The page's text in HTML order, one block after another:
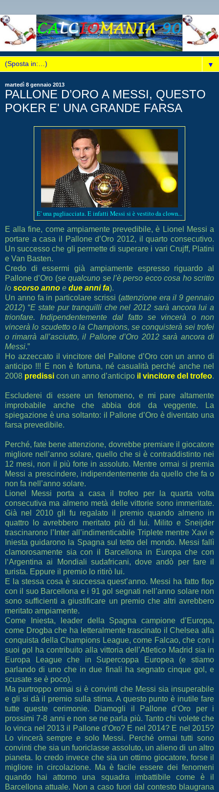
▼
martedì 8 gennaio 2013
PALLONE D’ORO A MESSI, QUESTO
POKER E' UNA GRANDE FARSA
E' una pagliacciata. E infatti Messi si è vestito da clown...
E alla fine, come ampiamente prevedibile, è Lionel Messi a
portare a casa il Pallone d’Oro 2012, il quarto consecutivo.
Un successo che gli permette di superare i vari Crujff, Platini
e Van Basten.
Credo di essermi già ampiamente espresso riguardo al
Pallone d’Oro (se qualcuno se l’è perso ecco cosa ho scritto
lo scorso anno e due anni fa).
Un anno fa in particolare scrissi (attenzione era il 9 gennaio
2012) “E state pur tranquilli che nel 2012 sarà ancora lui a
trionfare. Indipendentemente dal fatto se vincerà o non
vincerà lo scudetto o la Champions, se conquisterà sei trofei
o rimarrà all’asciutto, il Pallone d’Oro 2012 sarà ancora di
Messi.”
Ho azzeccato il vincitore del Pallone d’Oro con un anno di
anticipo !!! E non è fortuna, né casualità perché anche nel
2008 predissi con un anno d’anticipo il vincitore del trofeo.
Escluderei di essere un fenomeno, e mi pare altamente
improbabile anche che abbia doti da veggente. La
spiegazione è una soltanto: il Pallone d’Oro è diventato una
farsa prevedibile.
Perché, fate bene attenzione, dovrebbe premiare il giocatore
migliore nell’anno solare, quello che si è contraddistinto nei
12 mesi, non il più forte in assoluto. Mentre ormai si premia
Messi a prescindere, indipendentemente da quello che fa o
non fa nell’anno solare.
Lionel Messi porta a casa il trofeo per la quarta volta
consecutiva ma almeno metà delle vittorie sono immeritate.
Già nel 2010 gli fu regalato il premio quando almeno in
quattro lo avrebbero meritato più di lui. Milito e Sneijder
trascinarono l’Inter all’indimenticabile Triplete mentre Xavi e
Iniesta guidarono la Spagna sul tetto del mondo. Messi fallì
clamorosamente sia con il Barcellona in Europa che con
l‘Argentina ai Mondiali sudafricani, dove andò per fare il
turista. Eppure il premio lo ritirò lui.
E la stessa cosa è successa quest’anno. Messi ha fatto flop
con il suo Barcellona e i 91 gol segnati nell’anno solare non
sono sufficienti a giustificare un premio che altri avrebbero
meritato ampiamente.
Come Iniesta, leader della Spagna campione d’Europa,
come Drogba che ha letteralmente trascinato il Chelsea alla
conquista della Champions League, come Falcao, che con i
suoi gol ha contribuito alla vittoria dell’Atletico Madrid sia in
Europa League che in Supercoppa Europea (e stiamo
parlando di uno che in due finali ha segnato cinque gol, e
scusate se è poco).
Ma purtroppo ormai si è convinti che Messi sia insuperabile
e gli si dà il premio sulla stima. A questo punto è inutile fare
tutte queste cerimonie. Diamogli il Pallone d’Oro per i
prossimi 7-8 anni e non se ne parla più. Tanto chi volete che
lo vinca nel 2013 il Pallone d’Oro? E nel 2014? E nel 2015?
Lo vincerà sempre e solo Messi. Perché ormai tutti sono
convinti che sia un fuoriclasse assoluto, un alieno di un altro
pianeta. Io credo invece che sia un ottimo giocatore, forse il
migliore in circolazione. Ma è facile essere dei fenomeni
quando hai attorno una squadra imbattibile come è il
Barcellona attuale. Non a caso fuori dal contesto blaugrana